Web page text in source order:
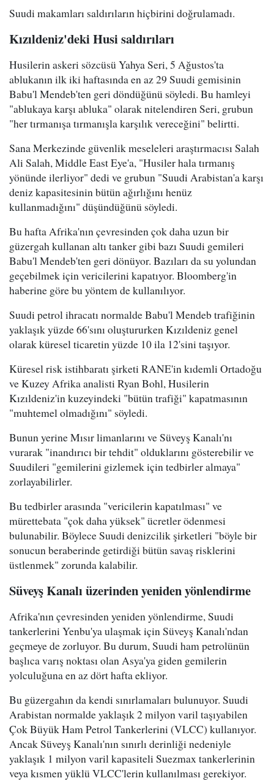
Suudi makamları saldırıların hiçbirini doğrulamadı.
Kızıldeniz'deki Husi saldırıları
Husilerin askeri sözcüsü Yahya Seri, 5 Ağustos'ta
ablukanın ilk iki haftasında en az 29 Suudi gemisinin
Babu'l Mendeb'ten geri döndüğünü söyledi. Bu hamleyi
"ablukaya karşı abluka" olarak nitelendiren Seri, grubun
"her tırmanışa tırmanışla karşılık vereceğini" belirtti.
Sana Merkezinde güvenlik meseleleri araştırmacısı Salah
Ali Salah, Middle East Eye'a, "Husiler hala tırmanış
yönünde ilerliyor" dedi ve grubun "Suudi Arabistan'a karşı
deniz kapasitesinin bütün ağırlığını henüz
kullanmadığını" düşündüğünü söyledi.
Bu hafta Afrika'nın çevresinden çok daha uzun bir
güzergah kullanan altı tanker gibi bazı Suudi gemileri
Babu'l Mendeb'ten geri dönüyor. Bazıları da su yolundan
geçebilmek için vericilerini kapatıyor. Bloomberg'in
haberine göre bu yöntem de kullanılıyor.
Suudi petrol ihracatı normalde Babu'l Mendeb trafiğinin
yaklaşık yüzde 66'sını oluştururken Kızıldeniz genel
olarak küresel ticaretin yüzde 10 ila 12'sini taşıyor.
Küresel risk istihbaratı şirketi RANE'in kıdemli Ortadoğu
ve Kuzey Afrika analisti Ryan Bohl, Husilerin
Kızıldeniz'in kuzeyindeki "bütün trafiği" kapatmasının
"muhtemel olmadığını" söyledi.
Bunun yerine Mısır limanlarını ve Süveyş Kanalı'nı
vurarak "inandırıcı bir tehdit" olduklarını gösterebilir ve
Suudileri "gemilerini gizlemek için tedbirler almaya"
zorlayabilirler.
Bu tedbirler arasında "vericilerin kapatılması" ve
mürettebata "çok daha yüksek" ücretler ödenmesi
bulunabilir. Böylece Suudi denizcilik şirketleri "böyle bir
sonucun beraberinde getirdiği bütün savaş risklerini
üstlenmek" zorunda kalabilir.
Süveyş Kanalı üzerinden yeniden yönlendirme
Afrika'nın çevresinden yeniden yönlendirme, Suudi
tankerlerini Yenbu'ya ulaşmak için Süveyş Kanalı'ndan
geçmeye de zorluyor. Bu durum, Suudi ham petrolünün
başlıca varış noktası olan Asya'ya giden gemilerin
yolculuğuna en az dört hafta ekliyor.
Bu güzergahın da kendi sınırlamaları bulunuyor. Suudi
Arabistan normalde yaklaşık 2 milyon varil taşıyabilen
Çok Büyük Ham Petrol Tankerlerini (VLCC) kullanıyor.
Ancak Süveyş Kanalı'nın sınırlı derinliği nedeniyle
yaklaşık 1 milyon varil kapasiteli Suezmax tankerlerinin
veya kısmen yüklü VLCC'lerin kullanılması gerekiyor.